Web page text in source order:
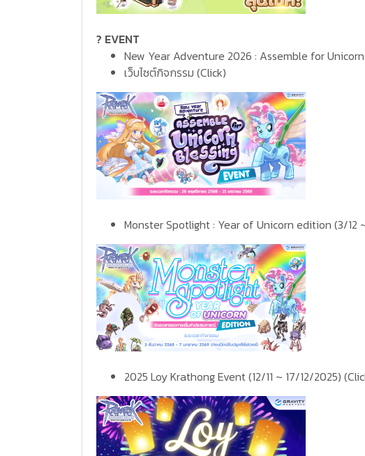
? EVENT
New Year Adventure 2026 : Assemble for
เว็บไซต์กิจกรรม (Click)
Monster Spotlight : Year of Unicorn edition (3/12
2025 Loy Krathong Event (12/11 ~ 17/12/2025)